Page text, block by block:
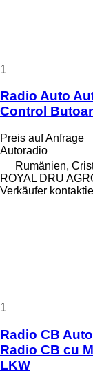
1
Radio Auto
Control
Preis auf Anfrage
Autoradio
Rumänien,
ROYAL DRU
Verkäufer
1
Radio CB
Radio CB cu
LKW